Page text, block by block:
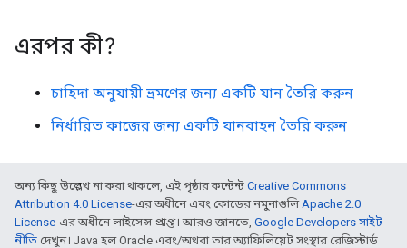
এরপর কী?
চাহিদা অনুযায়ী ভ্রমণের জন্য একটি যান তৈরি করুন
নির্ধারিত কাজের জন্য একটি যানবাহন তৈরি করুন
অন্য কিছু উল্লেখ না করা থাকলে, এই পৃষ্ঠার কন্টেন্ট Creative Commons
Attribution 4.0 License-এর অধীনে এবং কোডের নমুনাগুলিApache 2.0
License-এর অধীনে লাইসেন্স প্রাপ্ত। আরও জানতে, Google Developers সাইট
নীতি দেখুন। Java হল Oracle এবং/অথবা তার অ্যাফিলিয়েট সংস্থার রেজিস্টার্ড